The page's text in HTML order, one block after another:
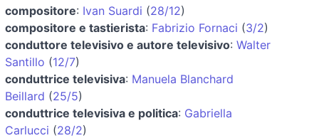
compositore: Ivan Suardi (28/12)
compositore e tastierista: Fabrizio Fornaci (3/2)
conduttore televisivo e autore televisivo: Walter
Santillo (12/7)
conduttrice televisiva: Manuela Blanchard
Beillard (25/5)
conduttrice televisiva e politica: Gabriella
Carlucci (28/2)